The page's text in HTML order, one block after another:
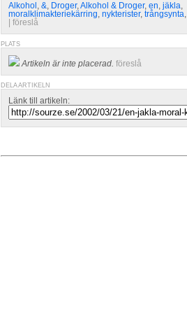
Alkohol , &, Droger,Alkohol & Droger, en, jäkla,
moralklimakteriekärring, nykterister, trångsynta,
föreslå
PLATS
Artikeln är inte placerad. föreslå
DELA ARTIKELN
Länk till artikeln: